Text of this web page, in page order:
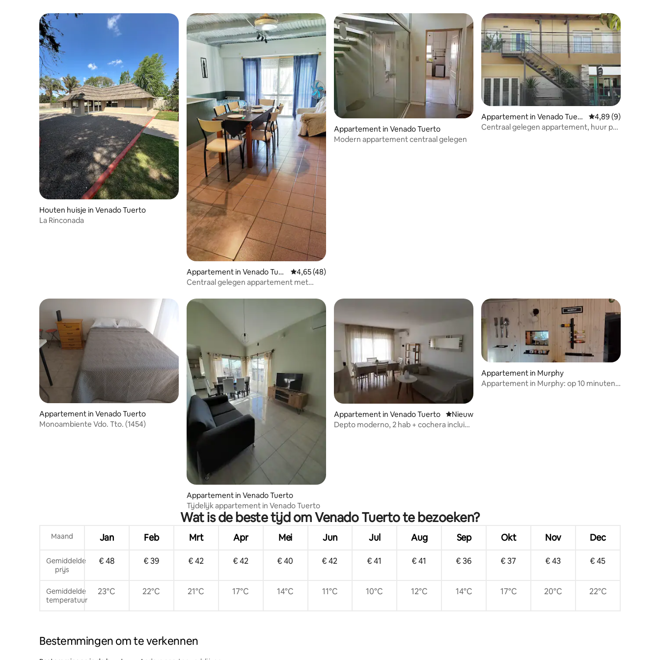
Houten huisje in Venado Tuerto
La Rinconada
Appartement in Venado Tuer
to
Gemiddelde beoordeling van 4,65 op 5, 48 recensies
4,65 (48)
Centraal gelegen appartement met
Appartement in Venado Tuerto
Modern appartement centraal gelegen
Appartement in Venado Tuert
o
Gemiddelde
4,89 (9)
Centraal gelegen appartement, huur per
Appartement in Venado Tuerto
Monoambiente Vdo. Tto. (1454)
Appartement in Venado Tuerto
Tijdelijk appartement in Venado Tuerto
Appartement in Venado Tuerto Nieuwe accommodatie
Nieuw
Depto moderno, 2 hab + cochera incluida
Appartement in Murphy
Appartement in Murphy: op 10 minuten
Wat is de beste tijd om Venado Tuerto te bezoeken?
Maand Jan Feb Mrt Apr Mei Jun Jul Aug Sep Okt Nov Dec
Gemiddelde
prijs
€ 48 € 39 € 42 € 42 € 40 € 42 € 41 € 41 € 36 € 37 € 43 € 45
Gemiddelde
temperatuur
23°C 22°C 21°C 17°C 14°C 11°C 10°C 12°C 14°C 17°C 20°C 22°C
Bestemmingen om te verkennen